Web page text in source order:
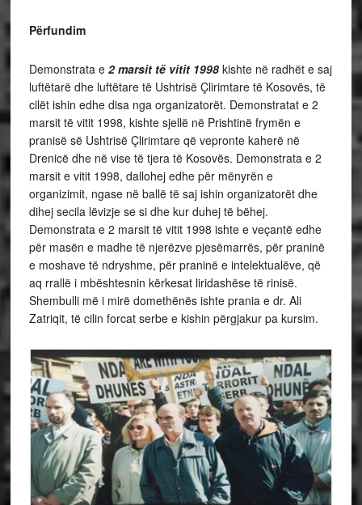
Përfundim
Demonstrata e 2 marsit të vitit 1998kishte në radhët e saj
luftëtarë dhe luftëtare të Ushtrisë Çlirimtare të Kosovës, të
cilët ishin edhe disa nga organizatorët. Demonstratat e 2
marsit të vitit 1998, kishte sjellë në Prishtinë frymën e
pranisë së Ushtrisë Çlirimtare që vepronte kaherë në
Drenicë dhe në vise të tjera të Kosovës. Demonstrata e 2
marsit e vitit 1998, dallohej edhe për mënyrën e
organizimit, ngase në ballë të saj ishin organizatorët dhe
dihej secila lëvizje se si dhe kur duhej të bëhej.
Demonstrata e 2 marsit të vitit 1998 ishte e veçantë edhe
për masën e madhe të njerëzve pjesëmarrës, për praninë
e moshave të ndryshme, për praninë e intelektualëve, që
aq rrallë i mbështesnin kërkesat liridashëse të rinisë.
Shembulli më i mirë domethënës ishte prania e dr. Ali
Zatriqit, të cilin forcat serbe e kishin përgjakur pa kursim.